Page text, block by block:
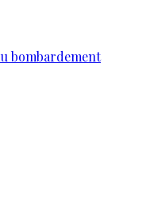
bombardement